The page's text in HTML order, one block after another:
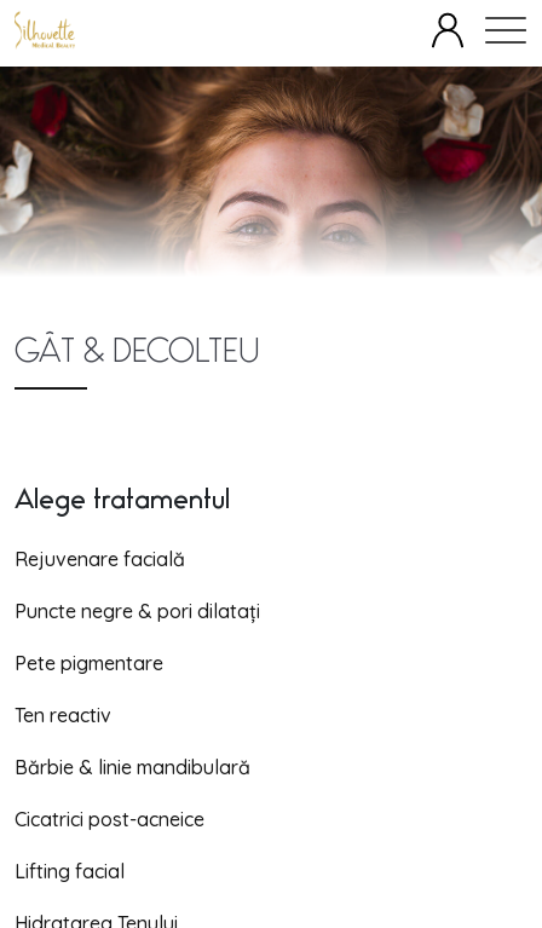
SPECIALITĂȚI ECHIPĂ FAȚĂ TERAPII IV
OFERTE BLOG DESPRE
GÂT & DECOLTEU
Alege tratamentul
Rejuvenare facială
Puncte negre & pori dilatați
Pete pigmentare
Ten reactiv
Bărbie & linie mandibulară
Cicatrici post-acneice
Lifting facial
Hidratarea Tenului